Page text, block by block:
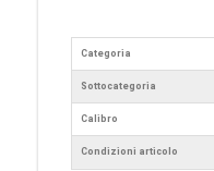
Categoria
Sottocategoria
Calibro
Condizioni articolo